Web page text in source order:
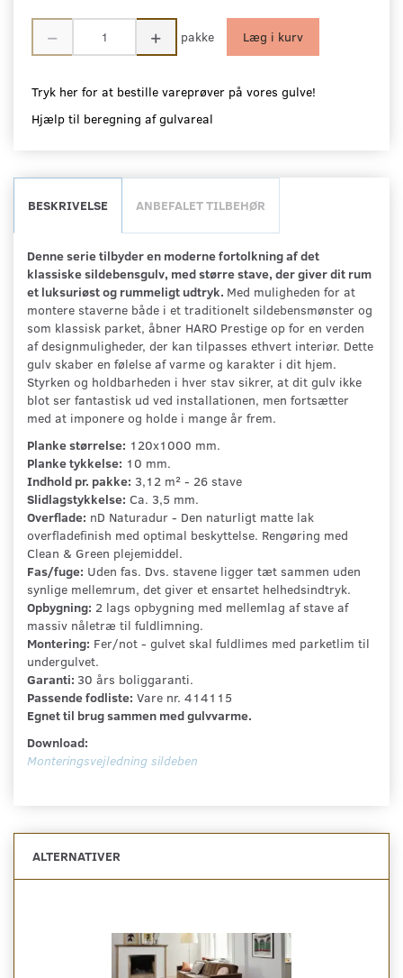
pakke Læg i kurv
Tryk her for at bestille vareprøver på vores gulve!
Hjælp til beregning af gulvareal
BESKRIVELSE ANBEFALET TILBEHØR
Denne serie tilbyder en moderne fortolkning af det
klassiske sildebensgulv, med større stave, der giver dit rum
et luksuriøst og rummeligt udtryk. Med muligheden for at
montere staverne både i et traditionelt sildebensmønster og
som klassisk parket, åbner HARO Prestige op for en verden
af designmuligheder, der kan tilpasses ethvert interiør. Dette
gulv skaber en følelse af varme og karakter i dit hjem.
Styrken og holdbarheden i hver stav sikrer, at dit gulv ikke
blot ser fantastisk ud ved installationen, men fortsætter
med at imponere og holde i mange år frem.
Planke størrelse: 120x1000 mm.
Planke tykkelse: 10 mm.
Indhold pr. pakke: 3,12 m² - 26 stave
Slidlagstykkelse: Ca. 3,5 mm.
Overflade: nD Naturadur - Den naturligt matte lak
overfladefinish med optimal beskyttelse. Rengøring med
Clean & Green plejemiddel.
Fas/fuge: Uden fas. Dvs. stavene ligger tæt sammen uden
synlige mellemrum, det giver et ensartet helhedsindtryk.
Opbygning: 2 lags opbygning med mellemlag af stave af
massiv nåletræ til fuldlimning.
Montering: Fer/not - gulvet skal fuldlimes med parketlim til
undergulvet.
Garanti: 30 års boliggaranti.
Passende fodliste: Vare nr. 414115
Egnet til brug sammen med gulvvarme.
Download:
Monteringsvejledning sildeben
ALTERNATIVER